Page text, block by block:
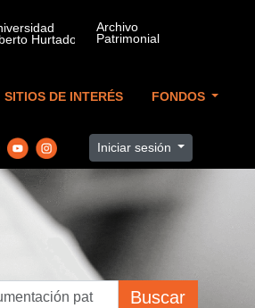
SITIOS DE INTERÉS FONDOS
Iniciar sesión
Buscar